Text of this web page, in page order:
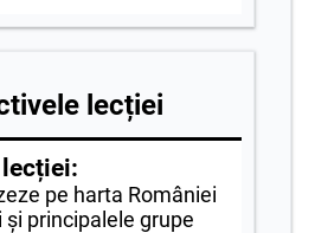
lecției
pe harta României
principalele grupe